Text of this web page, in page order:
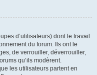
d’utilisateurs) dont le travail
du forum. Ils ont le
de verrouiller, déverrouiller,
qu’ils modèrent.
les utilisateurs partent en